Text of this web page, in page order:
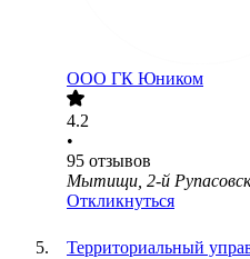
ООО ГК Юником
4.2
•
95 отзывов
Мытищи, 2-й
Откликнуться
Территориальный